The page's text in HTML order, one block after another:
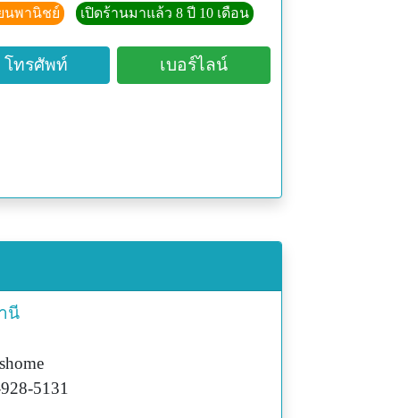
นพานิชย์ เปิดร้านมาแล้ว 8 ปี 10 เดือน
โทรศัพท์ เบอร์ไลน์
นี
5131